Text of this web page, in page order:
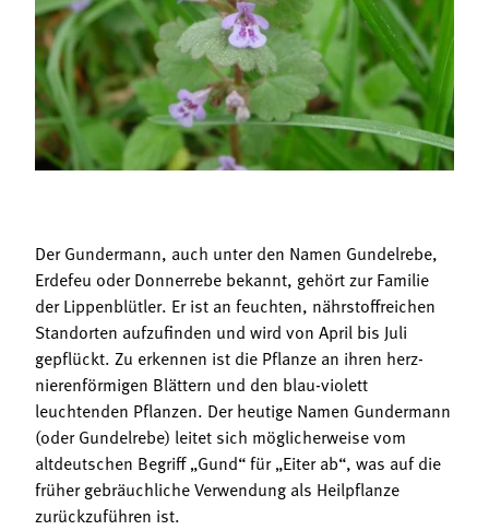
Mitgliedschaft
Landessekretariat
Bäuerliche Buffets
Hofgeschichten
Der Gundermann, auch unter den Namen Gundelrebe,
Erdefeu oder Donnerrebe bekannt, gehört zur Familie
der Lippenblütler. Er ist an feuchten, nährstoffreichen
Standorten aufzufinden und wird von April bis Juli
gepflückt. Zu erkennen ist die Pflanze an ihren herz-
nierenförmigen Blättern und den blau-violett
leuchtenden Pflanzen. Der heutige Namen Gundermann
(oder Gundelrebe) leitet sich möglicherweise vom
altdeutschen Begriff „Gund“ für „Eiter ab“, was auf die
früher gebräuchliche Verwendung als Heilpflanze
zurückzuführen ist.